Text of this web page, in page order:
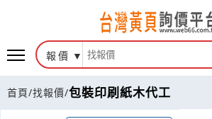
報價
首頁/找報價/包裝印刷紙木代工